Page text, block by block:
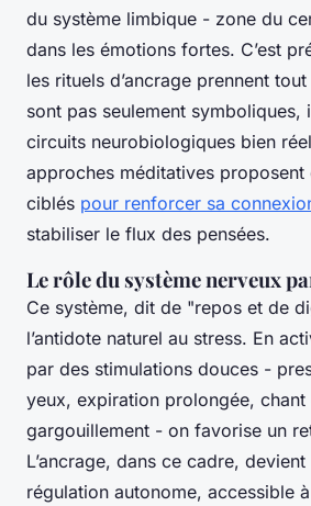
du système limbique - zone du
dans les émotions fortes. C’est
les rituels d’ancrage prennent
sont pas seulement symboliques,
circuits neurobiologiques bien
approches méditatives proposent
ciblés pour renforcer sa
stabiliser le flux des pensées.
Le rôle du système nerveux
Ce système, dit de "repos et de
l’antidote naturel au stress. En
par des stimulations douces -
yeux, expiration prolongée, chant
gargouillement - on favorise un
L’ancrage, dans ce cadre,
régulation autonome, accessible